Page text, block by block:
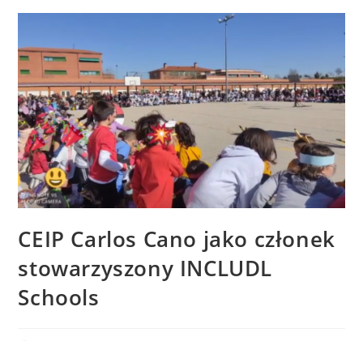
CEIP Carlos Cano jako członek
stowarzyszony INCLUDL
Schools